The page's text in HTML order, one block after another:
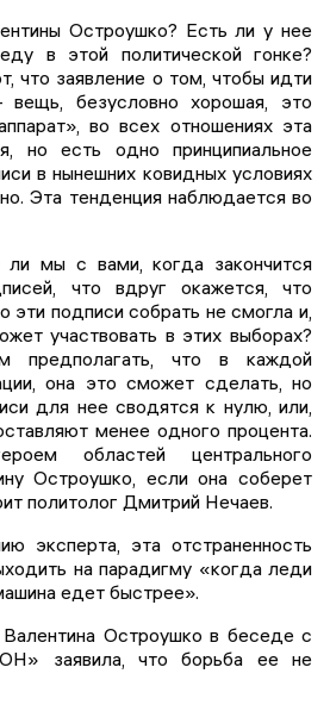
Остроушко? Есть ли у нее
в этой политической гонке?
что заявление о том, чтобы идти
безусловно хорошая, это
во всех отношениях эта
но есть одно принципиальное
в нынешних ковидных условиях
Эта тенденция наблюдается во
мы с вами, когда закончится
что вдруг окажется, что
эти подписи собрать не смогла и,
участвовать в этих выборах?
предполагать, что в каждой
она это сможет сделать, но
для нее сводятся к нулю, или,
менее одного процента.
областей центрального
Остроушко, если она соберет
политолог Дмитрий Нечаев.
эксперта, эта отстраненность
на парадигму «когда леди
едет быстрее».
Остроушко в беседе с
заявила, что борьба ее не